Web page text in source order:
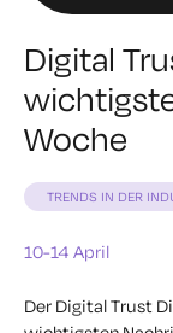
Digital
Woche
TRENDS IN DER
10-14 April
Der Digital Trust